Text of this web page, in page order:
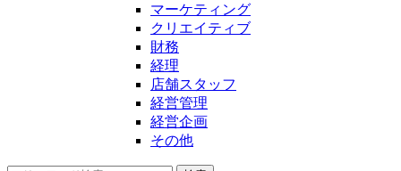
マーケティング
クリエイティブ
財務
経理
店舗スタッフ
経営管理
経営企画
その他